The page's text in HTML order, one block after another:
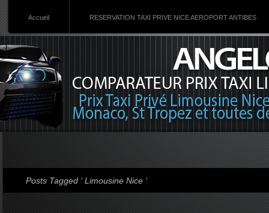
Accueil RESERVATION TAXI PRIVE NICE AEROPORT ANTIBES
Posts Tagged ‘ Limousine Nice ’